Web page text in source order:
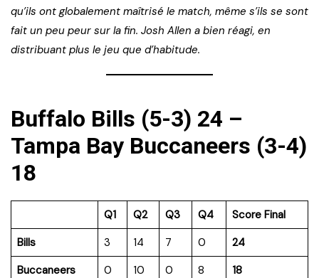
qu’ils ont globalement maîtrisé le match, même s’ils se sont
fait un peu peur sur la fin. Josh Allen a bien réagi, en
distribuant plus le jeu que d’habitude.
Buffalo Bills (5-3) 24 –
Tampa Bay Buccaneers (3-4)
18
Q1 Q2 Q3 Q4
Score Final
Bills
3 14 7 0
24
Buccaneers
0 10 0 8 18